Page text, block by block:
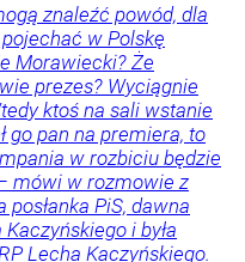
znaleźć powód, dla
w Polskę
Morawiecki? Że
prezes? Wyciągnie
ktoś na sali wstanie
go pan na premiera, to
w rozbiciu będzie
mówi w rozmowie z
posłanka PiS, dawna
i była
Lecha Kaczyńskiego.